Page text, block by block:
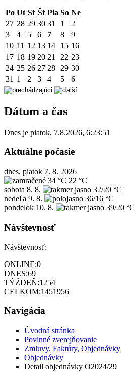
Po Ut St Št Pia So Ne
27 28 29 30 31 1
2
3
4 5 6 7 8
9
10 11 12 13 14 15 16
17 18 19 20 21 22 23
24 25 26 27 28 29 30
31 1 2 3 4 5 6
Dátum a čas
Dnes je piatok, 7.8.2026, 6:23:51
Aktuálne počasie
dnes, piatok 7. 8. 2026
34 °C 22 °C
sobota 8. 8.
32/20 °C
nedeľa 9. 8.
36/16 °C
pondelok 10. 8. 39/20 °C
Návštevnosť
Návštevnosť:
ONLINE:0
DNES:69
TÝŽDEŇ:1254
CELKOM:1451956
Navigácia
Úvodná stránka
Povinné zverejňovanie
Zmluvy, Faktúry, Objednávky
Objednávky
Detail objednávky O2024/29